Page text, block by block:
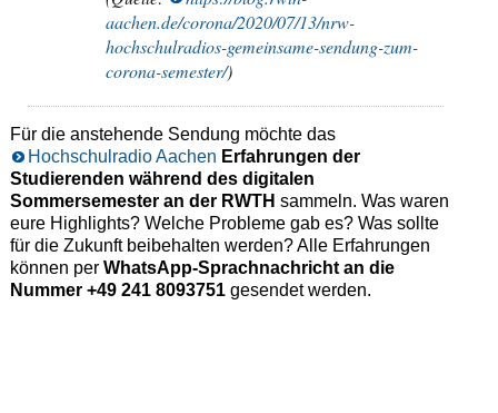
aachen.de/corona/2020/07/13/nrw-
hochschulradios-gemeinsame-sendung-zum-
corona-semester/)
Für die anstehende Sendung möchte das
Hochschulradio Aachen Erfahrungen der
Studierenden während des digitalen
Sommersemester an der RWTH sammeln. Was waren
eure Highlights? Welche Probleme gab es? Was sollte
für die Zukunft beibehalten werden? Alle Erfahrungen
können per WhatsApp-Sprachnachricht an die
Nummer +49 241 8093751gesendet werden.